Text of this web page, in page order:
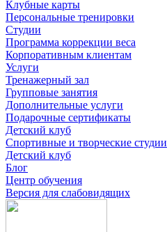
Клубные карты
Персональные тренировки
Студии
Программа коррекции веса
Корпоративным клиентам
Услуги
Тренажерный зал
Групповые занятия
Дополнительные услуги
Подарочные сертификаты
Детский клуб
Спортивные и творческие студии
Детский клуб
Блог
Центр обучения
Версия для слабовидящих